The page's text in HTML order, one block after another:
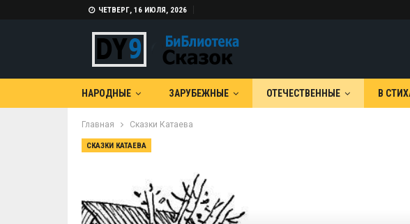
ЧЕТВЕРГ, 16 ИЮЛЯ, 2026
НАРОДНЫЕ ЗАРУБЕЖНЫЕ ОТЕЧЕСТВЕННЫЕ В
Главная Сказки Катаева
СКАЗКИ КАТАЕВА